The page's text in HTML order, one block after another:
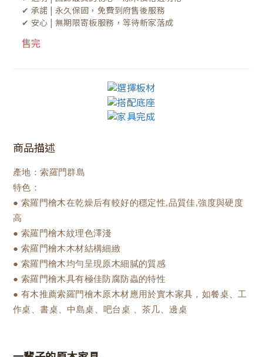
✔ 承諾 | 永久保固，免費到府售後服務
✔ 安心 | 無期限寄板服務，等待新家落成
售完
商品描述
產地：索羅門群島
特色：
● 索羅門檜木在乾燥后有較好的穩定性,品質佳,強度與硬度
高
● 索羅門檜木紋理色澤淺
● 索羅門檜木木材結構細緻
● 索羅門檜木均勻呈現原木細膩的質感
● 索羅門檜木具有極佳防腐防蟲的特性
● 有木推薦索羅門檜木原木材應用於實木家具，如餐桌、工
作桌、書桌、中島桌、吧台桌 、茶几、邊桌